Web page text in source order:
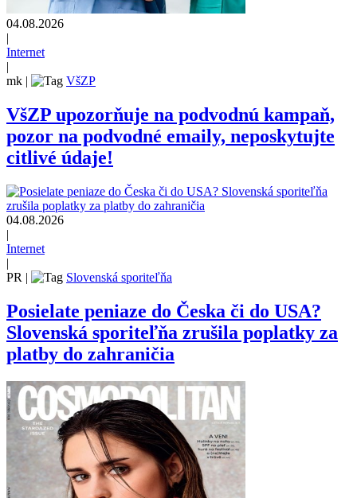
04.08.2026
|
Internet
|
mk | VšZP
VšZP upozorňuje na podvodnú kampaň,
pozor na podvodné emaily, neposkytujte
citlivé údaje!
04.08.2026
|
Internet
|
PR | Slovenská sporiteľňa
Posielate peniaze do Česka či do USA?
Slovenská sporiteľňa zrušila poplatky za
platby do zahraničia